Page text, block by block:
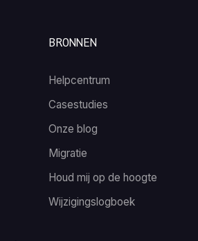
BRONNEN
Helpcentrum
Casestudies
Onze blog
Migratie
Houd mij op de hoogte
Wijzigingslogboek